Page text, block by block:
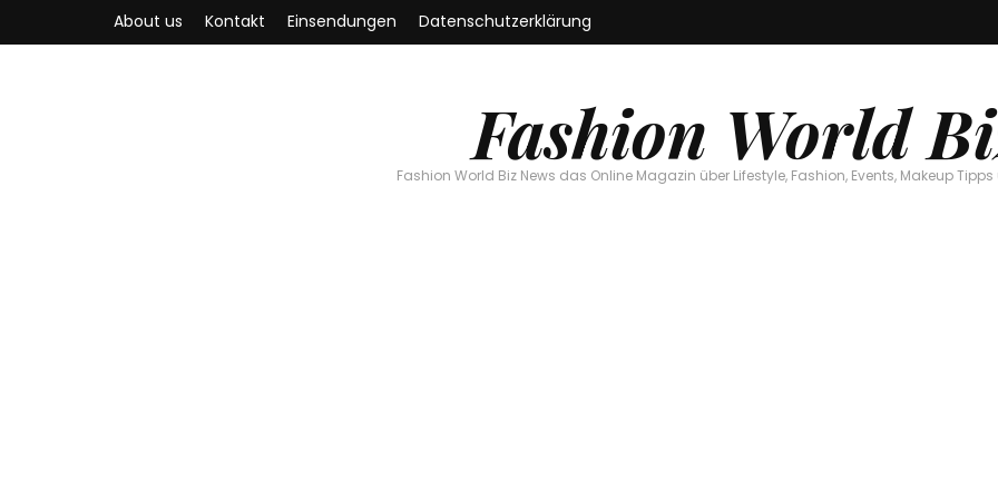
About us Kontakt Einsendungen Datenschutzerklärung
Fashion World
Fashion World Biz News das Online Magazin über Lifestyle, Fashion, Events, Makeup